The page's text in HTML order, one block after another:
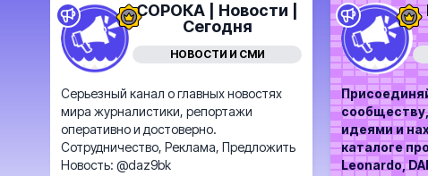
СОРОКА | Новости |
Сегодня
НОВОСТИ И СМИ
Серьезный канал о главных новостях
мира журналистики, репортажи
оперативно и достоверно.
Сотрудничество, Реклама, Предложить
Новость: @daz9bk
идеями и
каталоге
Leonardo,